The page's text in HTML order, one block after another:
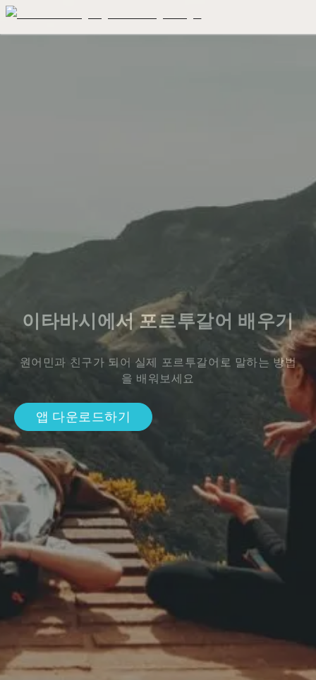
이타바시에서 포르투갈어 배우기
원어민과 친구가 되어 실제 포르투갈어로 말하는 방법
을 배워보세요
앱 다운로드하기